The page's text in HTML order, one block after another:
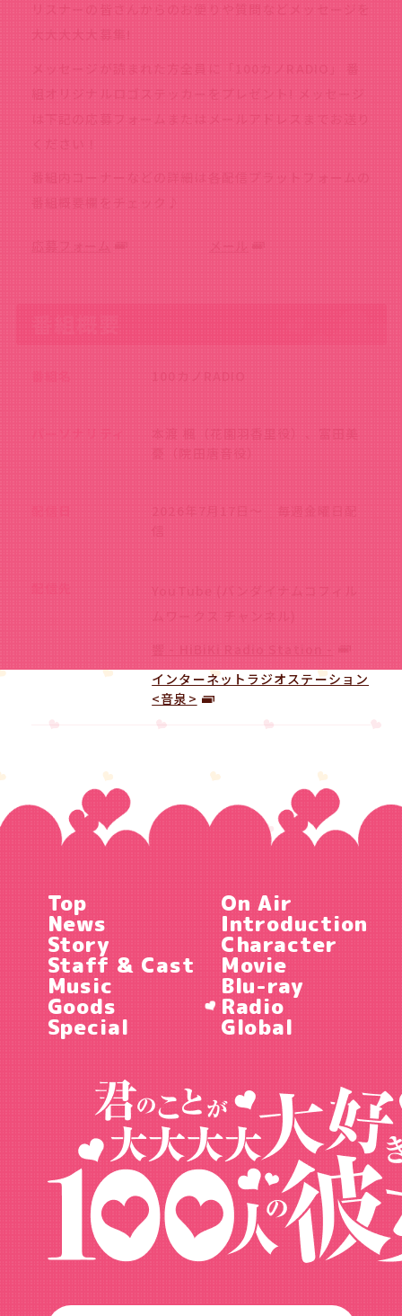
リスナーの皆さんからのお便りや質問などメッセージを
大大大大大募集!
メッセージが読まれた方全員に「100カノRADIO」 番
組オリジナルロゴステッカーをプレゼント! メッセージ
は下記の応募フォームまたはメールアドレスまでお送り
ください！
番組内コーナーなどの詳細は各配信プラットフォームの
番組概要欄をチェック♪
応募フォーム メール
100カノRADIO
本渡 楓（花園羽香里役）、富田美
憂（院田唐音役）
2026年7月17日～ 毎週金曜日配
信
YouTube (バンダイナムコフィル
ムワークス チャンネル)
響 - HiBiKi Radio Station -
インターネットラジオステーション
<音泉>
Top On Air
News Introduction
Story Character
Staff & Cast Movie
Music Blu-ray
Goods Radio
Special Global